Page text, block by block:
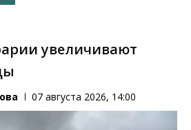
увеличивают
07 августа 2026, 14:00